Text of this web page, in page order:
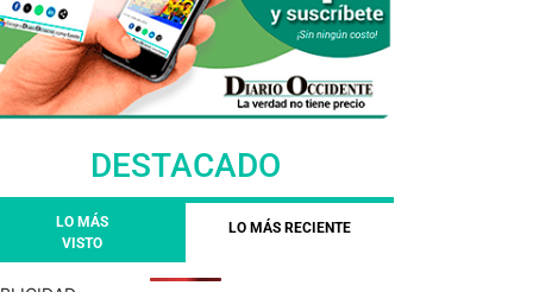
DESTACADO
LO MÁS
VISTO
LO MÁS RECIENTE